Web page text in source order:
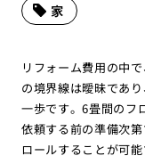
家
リフォーム費用の中
の境界線は曖昧であ
一歩です。6畳間のフ
依頼する前の準備次
ロールすることが可